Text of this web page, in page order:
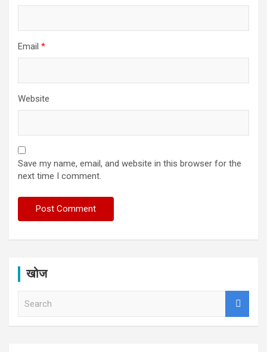
Email *
Website
Save my name, email, and website in this browser for the
next time I comment.
खोज